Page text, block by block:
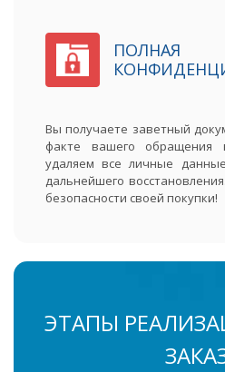
ПОЛНАЯ
Вы получаете заветный
факте вашего
удаляем все личные
дальнейшего
безопасности своей покупки!
ЭТАПЫ